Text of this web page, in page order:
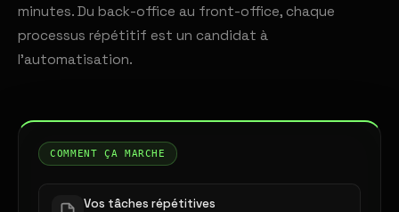
minutes. Du back-office au front-office, chaque
processus répétitif est un candidat à
l'automatisation.
COMMENT ÇA MARCHE
Vos tâches répétitives